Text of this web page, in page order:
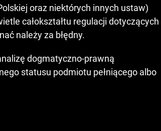
oraz niektórych innych ustaw)
całokształtu regulacji dotyczących
należy za błędny.
dogmatyczno-prawną
statusu podmiotu pełniącego albo